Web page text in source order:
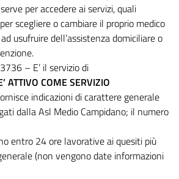
per accedere ai servizi, quali
scegliere o cambiare il proprio medico
usufruire dell’assistenza domiciliare o
– E’ il servizio di
ATTIVO COME SERVIZIO
indicazioni di carattere generale
dalla Asl Medio Campidano; il numero
entro 24 ore lavorative ai quesiti più
(non vengono date informazioni